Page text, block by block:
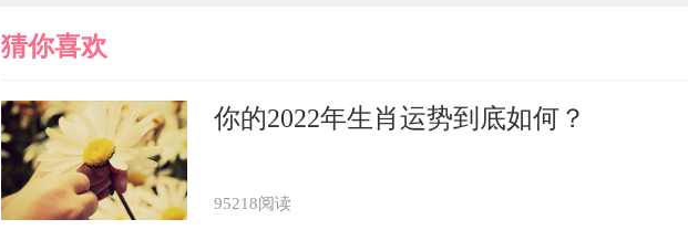
的过程当中更加顺利。生肖猴虽然比较聪明机智，但是有
单，想事情比较片面，很容易被他人的一些花言巧语所蒙
的整体运势不错，但是身边时常会有小人阻碍，给他们的
响，甚至还会被小人欺骗诱惑，陷入一些绝境当中。但是
猜你喜欢
你的2022年生肖运势到底如何？
95218阅读